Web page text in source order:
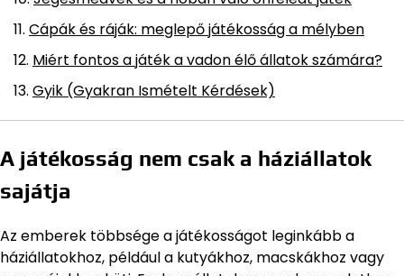
Cápák és ráják: meglepő játékosság a mélyben
Miért fontos a játék a vadon élő állatok számára?
Gyik (Gyakran Ismételt Kérdések)
A játékosság nem csak a háziállatok
sajátja
Az emberek többsége a játékosságot leginkább a
háziállatokhoz, például a kutyákhoz, macskákhoz vagy